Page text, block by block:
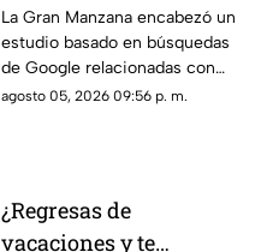
romántica de Estados
Unidos
La Gran Manzana encabezó un
estudio basado en búsquedas
de Google relacionadas con
citas, restaurantes, propuestas
agosto 05, 2026 09:56 p. m.
¿Regresas de
vacaciones y te